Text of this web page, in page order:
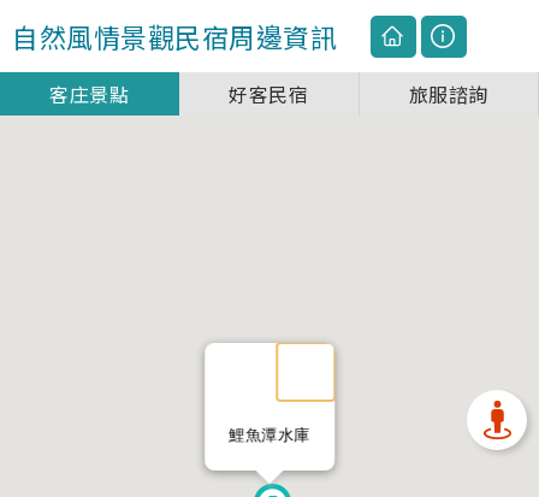
鯉魚潭水庫
自然風情景觀民宿周邊資訊
客庄景點 好客民宿 旅服諮詢